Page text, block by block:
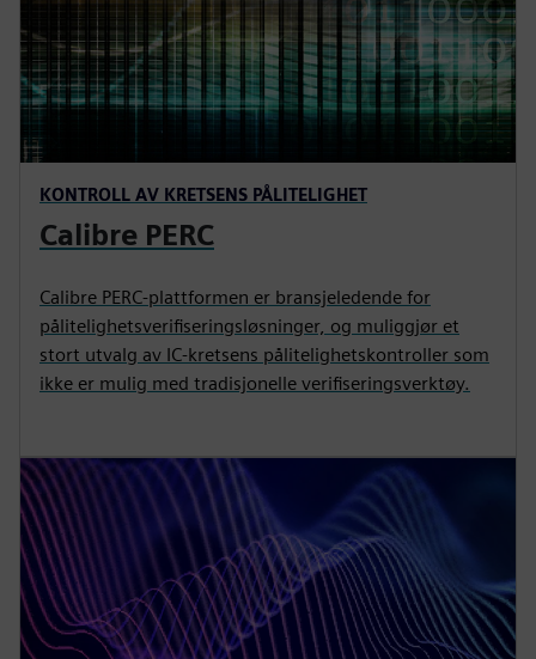
KONTROLL AV KRETSENS PÅLITELIGHET
Calibre PERC
Calibre PERC-plattformen er bransjeledende for
pålitelighetsverifiseringsløsninger, og muliggjør et
stort utvalg av IC-kretsens pålitelighetskontroller som
ikke er mulig med tradisjonelle verifiseringsverktøy.